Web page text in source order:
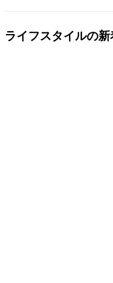
ライフスタイルの新